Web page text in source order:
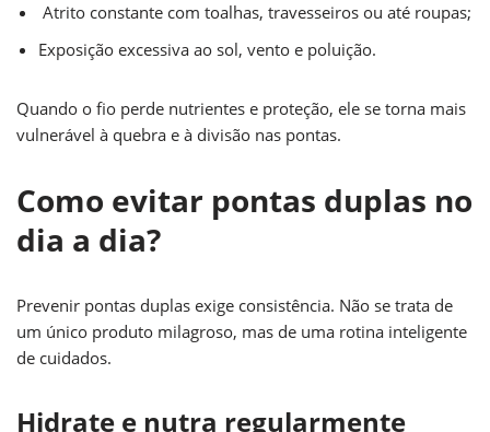
Atrito constante com toalhas, travesseiros ou até roupas;
Exposição excessiva ao sol, vento e poluição.
Quando o fio perde nutrientes e proteção, ele se torna mais
vulnerável à quebra e à divisão nas pontas.
Como evitar pontas duplas no
dia a dia?
Prevenir pontas duplas exige consistência. Não se trata de
um único produto milagroso, mas de uma rotina inteligente
de cuidados.
Hidrate e nutra regularmente